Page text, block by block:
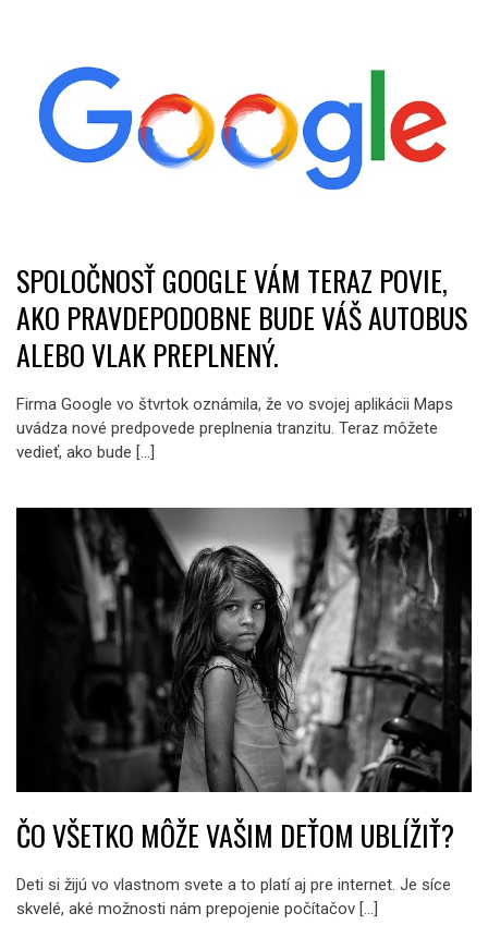
SPOLOČNOSŤ GOOGLE VÁM TERAZ POVIE,
AKO PRAVDEPODOBNE BUDE VÁŠ AUTOBUS
ALEBO VLAK PREPLNENÝ.
Firma Google vo štvrtok oznámila, že vo svojej aplikácii Maps
uvádza nové predpovede preplnenia tranzitu. Teraz môžete
vedieť, ako bude […]
ČO VŠETKO MÔŽE VAŠIM DEŤOM UBLÍŽIŤ?
Deti si žijú vo vlastnom svete a to platí aj pre internet. Je síce
skvelé, aké možnosti nám prepojenie počítačov […]